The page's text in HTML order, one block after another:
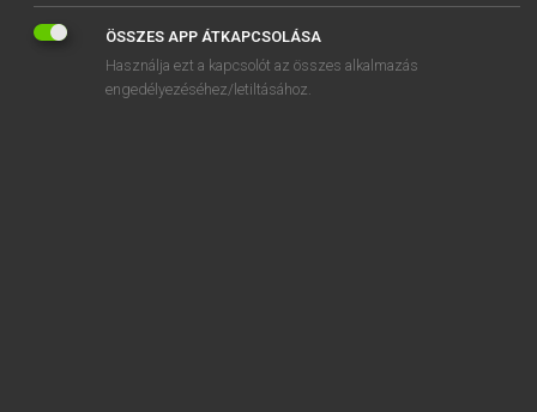
SZOTAR.NET APPLIKÁCIÓ
MICROSOFT OFFICE BŐVÍTMÉNY
BEÉPÜLŐ SZÓTÁRMODUL
ÖSSZES APP ÁTKAPCSOLÁSA
Használja ezt a kapcsolót az összes alkalmazás
engedélyezéséhez/letiltásához.